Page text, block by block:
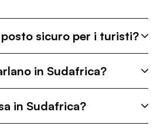
sicuro per i turisti?
in Sudafrica?
in Sudafrica?